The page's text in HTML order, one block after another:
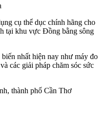
cụ thể dục chính hãng cho
tại khu vực Đồng bằng sông
nhất hiện nay như máy đo
các giải pháp chăm sóc sức
thành phố Cần Thơ